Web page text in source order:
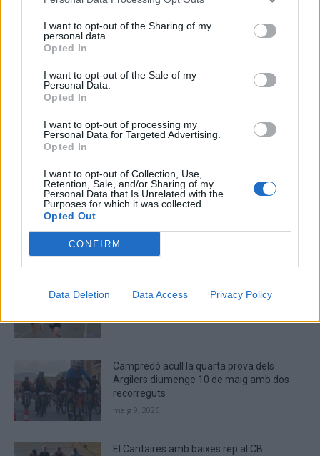
I want to opt-out of the Sharing of my
personal data.
Opted In
I want to opt-out of the Sale of my
Personal Data.
Opted In
I want to opt-out of processing my
Personal Data for Targeted Advertising.
Opted In
I want to opt-out of Collection, Use,
Retention, Sale, and/or Sharing of my
Personal Data that Is Unrelated with the
Purposes for which it was collected.
Opted Out
CONFIRM
Data Deletion Data Access Privacy Policy
aquest navegador per a la propera vegada que comenti.
characters
CAPTCHA
you
ÚLTIMES NOTÍCIES
de la Running Sèries Terres de l’Ebre
Campredó acull la quarta prova dels
Argilers diumenge 10 de maig amb dos
recorreguts
maig 9, 2026
El Cantaires amb baixes rep al CB